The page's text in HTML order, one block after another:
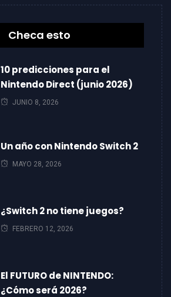
Checa esto
10 predicciones para el
Nintendo Direct (junio 2026)
JUNIO 8, 2026
Un año con Nintendo Switch 2
MAYO 28, 2026
¿Switch 2 no tiene juegos?
FEBRERO 12, 2026
El FUTURO de NINTENDO:
¿Cómo será 2026?